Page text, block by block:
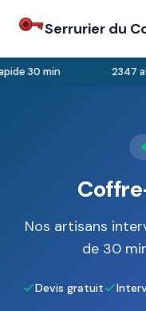
Serrurier du
30 min 2347
Nos artisans
de 30
Devis gratuit